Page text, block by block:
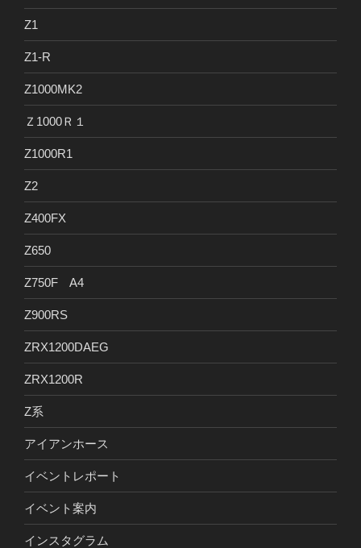
Z1
Z1-R
Z1000MK2
Ｚ1000Ｒ１
Z1000R1
Z2
Z400FX
Z650
Z750F A4
Z900RS
ZRX1200DAEG
ZRX1200R
Z系
アイアンホース
イベントレポート
イベント案内
インスタグラム